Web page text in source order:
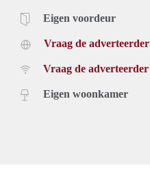
Eigen voordeur
Vraag de adverteerder
Vraag de adverteerder
Eigen woonkamer